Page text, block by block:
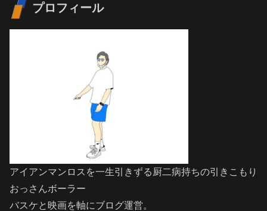
プロフィール
アイアンマンロスを一生引きずる厨二病持ちの引きこもり
おっさんボーラー
バスケと映画を軸にブログ運営。